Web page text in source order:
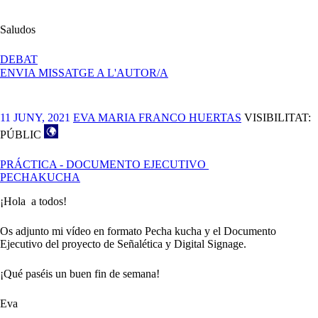
Saludos
DEBATA
PECHAKUCHA
ENVIA MISSATGE A L'AUTOR/A
11 JUNY, 2021 EVA MARIA FRANCO HUERTAS VISIBILITAT:
PÚBLIC
PRÁCTICA - DOCUMENTO EJECUTIVO
PECHAKUCHA
¡Hola a todos!
Os adjunto mi vídeo en formato Pecha kucha y el Documento
Ejecutivo del proyecto de Señalética y Digital Signage.
¡Qué paséis un buen fin de semana!
Eva